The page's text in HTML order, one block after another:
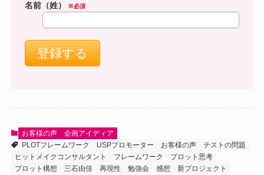
名前（姓） ※必須
お客様の声
企画アイディア
PLOTフレームワーク
USPプロモーター お客様の声
テストの問題
ヒットメイクコンサルタント
フレームワーク
プロット思考
プロット構想
三石由佳 再現性 勉強会 感想 新プロジェクト